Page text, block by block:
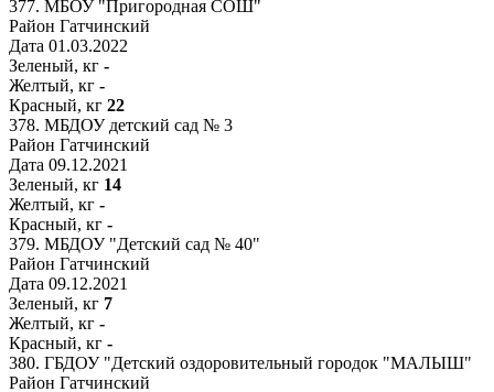
377. МБОУ "Пригородная СОШ"
Район Гатчинский
Дата 01.03.2022
Зеленый, кг -
Желтый, кг -
Красный, кг 22
378. МБДОУ детский сад № 3
Район Гатчинский
Дата 09.12.2021
Зеленый, кг 14
Желтый, кг -
Красный, кг -
379. МБДОУ "Детский сад № 40"
Район Гатчинский
Дата 09.12.2021
Зеленый, кг 7
Желтый, кг -
Красный, кг -
380. ГБДОУ "Детский оздоровительный городок "МАЛЫШ"
Район Гатчинский